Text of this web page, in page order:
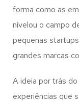
forma como as
nivelou o campo
pequenas
grandes marcas
A ideia por trás
experiências que